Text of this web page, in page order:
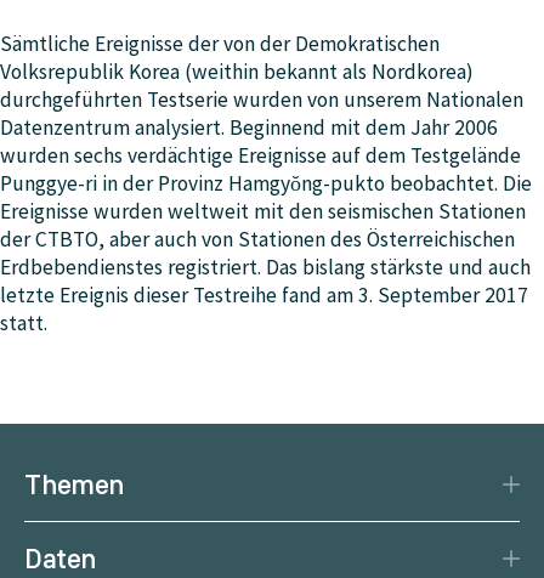
unterschieden. Jedoch reichen seismische Verfahren in
der Regel nicht aus, um zwischen chemischer und
nuklearer Explosion zu differenzieren. Darum werden
mittels atmosphärischer Transportmodellierung,
ausgehend von der seismischen Lokalisierung, mögliche
betroffene Radionuklid-Messstationen bestimmt und in
Folge beobachtet. Erst die Detektion bestimmter
Radionuklide ermöglicht die eindeutige Zuordnung, ob
es sich um einen Kernwaffentest oder eine andere
Explosion handelt.
mögliche Quellterme in diskreter Zeit, in einer oder
mehreren Zellen des Auszählgitters, kann man diese
mit dem Quell-Rezeptor-Sensitivitätsfeld
multiplizieren und erhält die zu erwartenden
Messwerte an den Messstationen. Diese kann man mit
den tatsächlichen Messungen vergleichen und so auf
die Quellstärke rückschließen. Mit nur einer Simulation
kann man so verschiedene mögliche Quellterme testen,
indem die dazugehörigen (mit Hilfe des Quell-
Rezeptor-Sensitivitätsfeldes berechneten)
Modellwerte mit den tatsächlichen Messwerten
dieser mit den tatsächlichen Messungen zu vergleichen
Sämtliche Ereignisse der von der Demokratischen
Volksrepublik Korea (weithin bekannt als Nordkorea)
durchgeführten Testserie wurden von unserem Nationalen
Datenzentrum analysiert. Beginnend mit dem Jahr 2006
wurden sechs verdächtige Ereignisse auf dem Testgelände
Punggye-ri in der Provinz Hamgyŏng-pukto beobachtet. Die
Ereignisse wurden weltweit mit den seismischen Stationen
der CTBTO, aber auch von Stationen des Österreichischen
Erdbebendienstes registriert. Das bislang stärkste und auch
letzte Ereignis dieser Testreihe fand am 3. September 2017
statt.
Themen
Daten